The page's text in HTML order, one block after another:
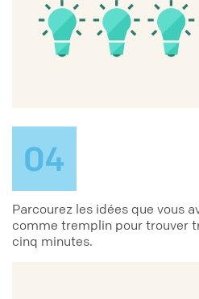
Parcourez les idées que vous
comme tremplin pour trouver
cinq minutes.